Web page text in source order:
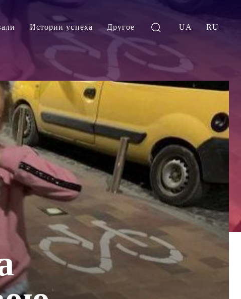
Истории успеха Другое UA RU